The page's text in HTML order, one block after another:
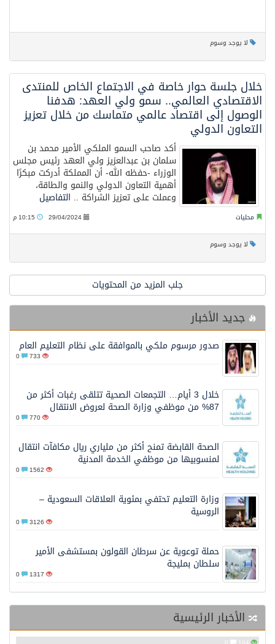
لا يوجد وسوم
خلال جلسة حوار خاصة في الاجتماع الخاص للمنتدى
الاقتصادي العالمي.. سمو ولي العهد: هدفنا
الوصول إلى اقتصاد عالمي متماسك من خلال تعزيز
التعاون الدولي
أكد صاحب السمو الملكي الأمير محمد بن
سلمان بن عبدالعزيز ولي العهد رئيس مجلس
الوزراء -حفظه الله- أن المملكة أدركت مبكرًا
أهمية التعاون الدولي والنمو والطاقة،
وعملت على تعزيز الشراكة .. التفاصيل
محليات 29/04/2024
لا يوجد وسوم
جلب المزيد من المحتويات
جديد الأخبار
صدور مرسوم ملكي بالموافقة على نظام التعليم العام
733
خلال 3 أيام… التجمعات الصحية تتلقى رغبات أكثر من
87% من موظفي وزارة الصحة لعروض الانتقال
770
الصحة القابضة تمنح أكثر من ملياري ريال مكافآت انتقال
لمنسوبيها من موظفي الخدمة المدنية
1562
وزارة التعليم تحتفي بمئوية العلاقات السعودية –
الروسية
3126
حملة توعوية عن سرطان القولون بمستشفى الأمير
سلطان بمليجة
1317
الأخبار الرئيسية